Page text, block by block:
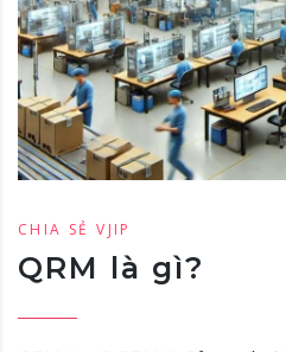
CHIA SẺ VJIP
QRM là gì?